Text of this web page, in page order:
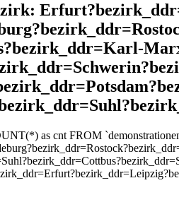
as cnt FROM